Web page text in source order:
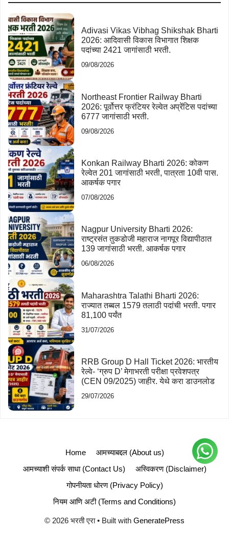
Adivasi Vikas Vibhag Shikshak Bharti
2026: आदिवासी विकास विभागात शिक्षक
पदांच्या 2421 जागांसाठी भरती.
09/08/2026
Northeast Frontier Railway Bharti
2026: पूर्वोत्तर फ्रंटियर रेल्वेत अप्रेंटिस पदांच्या
6777 जागांसाठी भरती.
09/08/2026
Konkan Railway Bharti 2026: कोकण
रेल्वेत 201 जागांसाठी भरती, पात्रता 10वी पास.
आकर्षक पगार
07/08/2026
Nagpur University Bharti 2026:
राष्ट्रसंत तुकडोजी महाराज नागपूर विद्यापीठात
139 जागांसाठी भरती. आकर्षक पगार
06/08/2026
Maharashtra Talathi Bharti 2026:
राज्यात तब्बल 1579 तलाठी पदांची भरती. पगार
81,100 पर्यंत
31/07/2026
RRB Group D Hall Ticket 2026: भारतीय
रेल्वे- ‘ग्रुप D’ मेगाभरती परीक्षा प्रवेशपत्र
(CEN 09/2025) जाहीर. येथे करा डाउनलोड
29/07/2026
Home
आमच्याबद्दल (About us)
आमच्याशी संपर्क साधा (Contact Us)
अस्विकरण (Disclaimer)
गोपनीयता धोरण (Privacy Policy)
नियम आणि अटी (Terms and Conditions)
© 2026 भरती एरा• Built with GeneratePress